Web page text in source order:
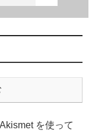
を使って